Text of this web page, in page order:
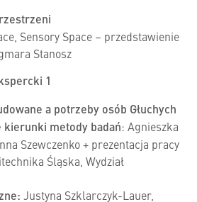
Sensory Space – przedstawienie
Stanosz
1
a potrzeby osób Głuchych
kierunki metody badań: Agnieszka
Szewczenko + prezentacja pracy
Śląska, Wydział
Justyna Szklarczyk-Lauer,